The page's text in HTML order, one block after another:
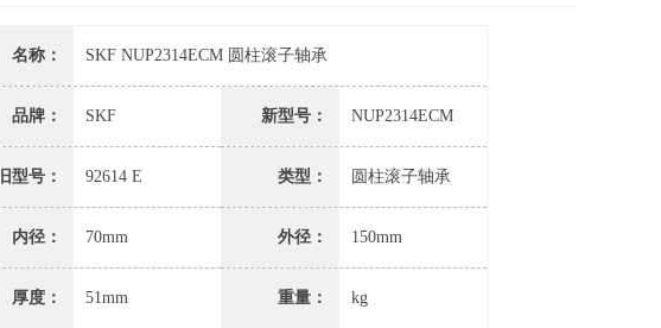
名称： SKF NUP2314ECM 圆柱滚子轴承
品牌： SKF 新型号： NUP2314ECM
旧型号： 92614 E 类型： 圆柱滚子轴承
内径： 70mm 外径： 150mm
厚度： 51mm 重量： kg